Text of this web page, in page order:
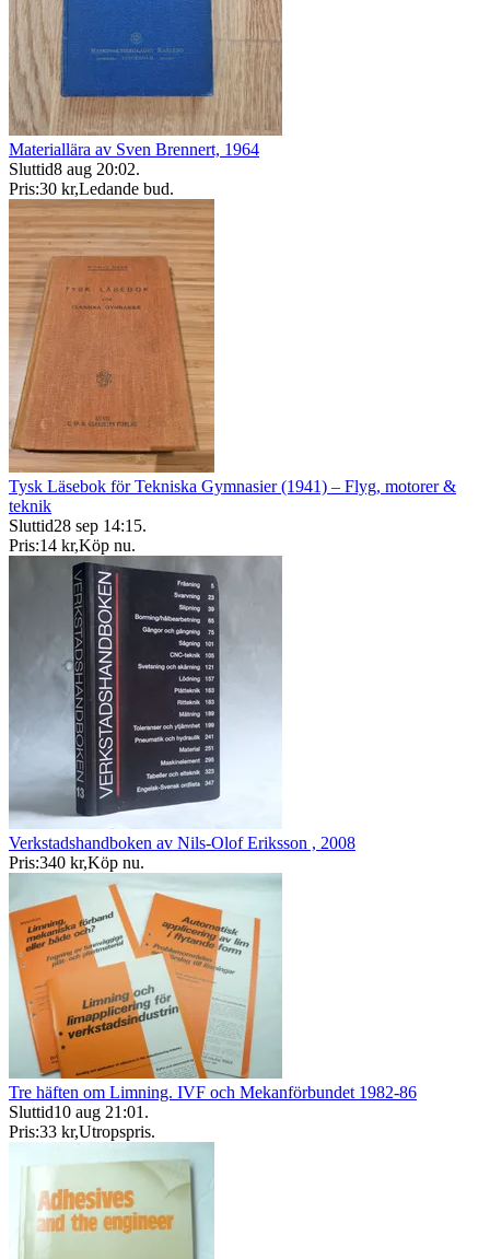
Materiallära av Sven Brennert, 1964
Sluttid8 aug 20:02.
Pris:30 kr,Ledande bud.
Tysk Läsebok för Tekniska Gymnasier (1941) – Flyg, motorer &
teknik
Sluttid28 sep 14:15.
Pris:14 kr,Köp nu.
Verkstadshandboken av Nils-Olof Eriksson , 2008
Pris:340 kr,Köp nu.
Tre häften om Limning. IVF och Mekanförbundet 1982-86
Sluttid10 aug 21:01 .
Pris:33 kr,Utropspris.